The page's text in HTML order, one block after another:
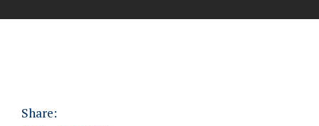
Share: